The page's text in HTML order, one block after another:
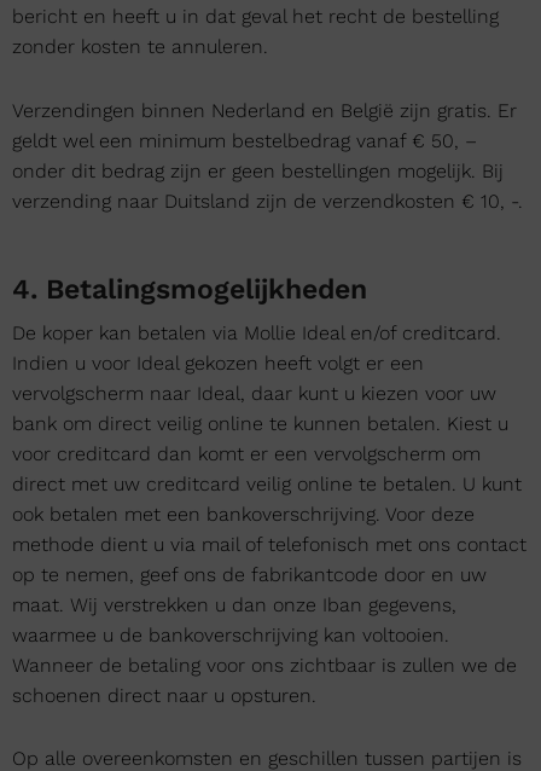
bericht en heeft u in dat geval het recht de bestelling
zonder kosten te annuleren.
Verzendingen binnen Nederland en België zijn gratis. Er
geldt wel een minimum bestelbedrag vanaf € 50, –
onder dit bedrag zijn er geen bestellingen mogelijk. Bij
verzending naar Duitsland zijn de verzendkosten € 10, -.
4. Betalingsmogelijkheden
De koper kan betalen via Mollie Ideal en/of creditcard.
Indien u voor Ideal gekozen heeft volgt er een
vervolgscherm naar Ideal, daar kunt u kiezen voor uw
bank om direct veilig online te kunnen betalen. Kiest u
voor creditcard dan komt er een vervolgscherm om
direct met uw creditcard veilig online te betalen. U kunt
ook betalen met een bankoverschrijving. Voor deze
methode dient u via mail of telefonisch met ons contact
op te nemen, geef ons de fabrikantcode door en uw
maat. Wij verstrekken u dan onze Iban gegevens,
waarmee u de bankoverschrijving kan voltooien.
Wanneer de betaling voor ons zichtbaar is zullen we de
schoenen direct naar u opsturen.
Op alle overeenkomsten en geschillen tussen partijen is